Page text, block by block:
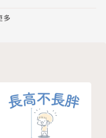
12人到353人的大小場
展的教學大未來。與各
、不同專業背景講師、
提出最佳解方與創意，
。
畫面一看就懂，28張
概念以及各種教學法。
小撇步
」線上教學大進擊
有溫度線上教學課堂
看教育噗浪客軟硬體搭
支援教師而奔忙的葉老
多